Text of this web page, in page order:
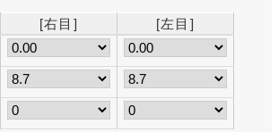
[右目]
[左目]